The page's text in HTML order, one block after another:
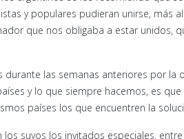
y populares pudieran unirse, más
que nos obligaba a estar unidos,
las semanas anteriores por la
y lo que siempre hacemos, es
países los que encuentren la
suyos los invitados especiales,